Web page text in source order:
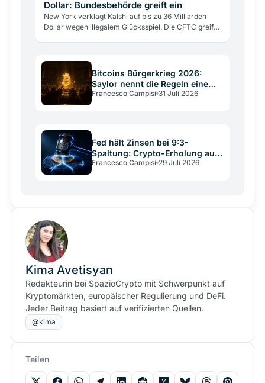
Dollar: Bundesbehörde greift ein
New York verklagt Kalshi auf bis zu 36 Milliarden
Dollar wegen illegalem Glücksspiel. Die CFTC greift
Bitcoins Bürgerkrieg 2026:
Saylor nennt die Regeln eine
Verfassung
Francesco Campisi 31 Juli 2026
Fed hält Zinsen bei 9:3-
Spaltung: Crypto-Erholung auf
wackligem Grund
Francesco Campisi 29 Juli 2026
Kima Avetisyan
Redakteurin bei SpazioCrypto mit Schwerpunkt auf
Kryptomärkten, europäischer Regulierung und DeFi.
Jeder Beitrag basiert auf verifizierten Quellen.
@kima
Teilen